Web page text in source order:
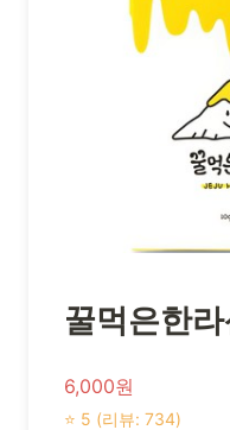
꿀먹은한
6,000원
⭐ 5 (리뷰: 734)